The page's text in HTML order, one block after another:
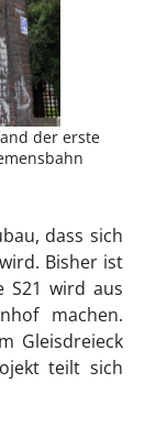
der erste
dass sich
Bisher ist
S21 wird aus
machen.
Gleisdreieck
teilt sich